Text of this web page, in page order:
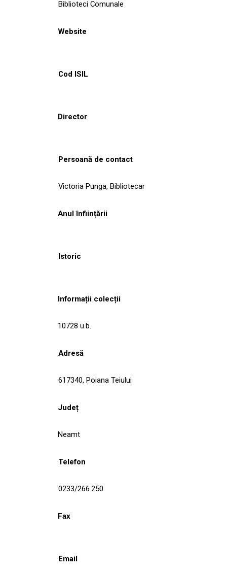
Biblioteci Comunale
Website
Cod ISIL
Director
Persoană de contact
Victoria Punga, Bibliotecar
Anul înființării
Istoric
Informații colecții
10728 u.b.
Adresă
617340, Poiana Teiului
Județ
Neamt
Telefon
0233/266.250
Fax
Email